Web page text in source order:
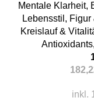
Mentale Klarheit,
Lebensstil , Figur
Kreislauf &
Antioxidants,
inkl.